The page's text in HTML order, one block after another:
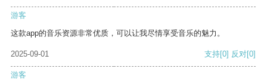
游客
这款app的音乐资源非常优质，可以让我尽情享受音乐的魅力。
2025-09-01 支持[0] 反对[0]
游客